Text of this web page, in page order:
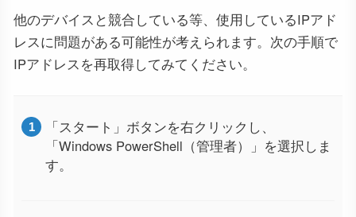
他のデバイスと競合している等、使用しているIPアド
レスに問題がある可能性が考えられます。次の手順で
IPアドレスを再取得してみてください。
「スタート」ボタンを右クリックし、
「Windows PowerShell（管理者）」を選択しま
す。